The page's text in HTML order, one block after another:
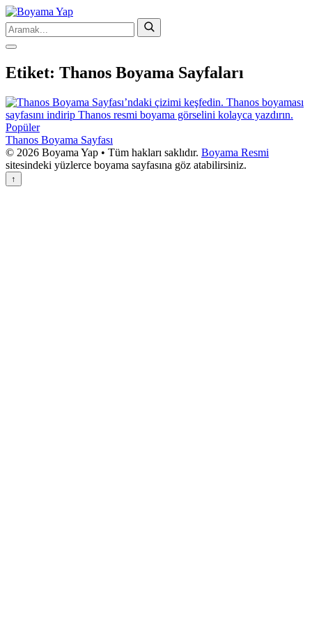
Etiket: Thanos Boyama Sayfaları
Popüler
Thanos Boyama Sayfası
© 2026 Boyama Yap • Tüm hakları saklıdır. Boyama Resmi
sitesindeki yüzlerce boyama sayfasına göz atabilirsiniz.
↑